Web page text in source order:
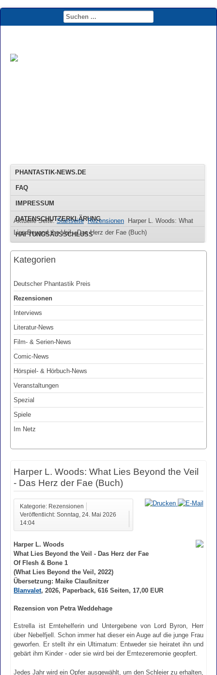
PHANTASTIK-NEWS.DE
FAQ
IMPRESSUM
DATENSCHUTZERKLÄRUNG
HAFTUNGSAUSSCHLUSS
Aktuelle Seite:Startseite Rezensionen
Harper L. Woods: What
Lies Beyond the Veil - Das Herz der Fae (Buch)
Kategorien
Deutscher Phantastik Preis
Rezensionen
Interviews
Literatur-News
Film- & Serien-News
Comic-News
Hörspiel- & Hörbuch-News
Veranstaltungen
Spezial
Spiele
Im Netz
Harper L. Woods: What Lies Beyond the Veil
- Das Herz der Fae (Buch)
Kategorie: Rezensionen
Veröffentlicht: Sonntag, 24. Mai 2026
14:04
Harper L. Woods
What Lies Beyond the Veil - Das Herz der Fae
Of Flesh & Bone 1
(What Lies Beyond the Veil, 2022)
Übersetzung: Maike Claußnitzer
Blanvalet, 2026, Paperback, 616 Seiten, 17,00 EUR
Rezension von Petra Weddehage
Estrella ist Erntehelferin und Untergebene von Lord Byron, Herr
über Nebelfjell. Schon immer hat dieser ein Auge auf die junge Frau
geworfen. Er stellt ihr ein Ultimatum: Entweder sie heiratet ihn und
gebärt ihm Kinder - oder sie wird bei der Erntezeremonie geopfert.
Jedes Jahr wird ein Opfer ausgewählt, um den Schleier zu erhalten,